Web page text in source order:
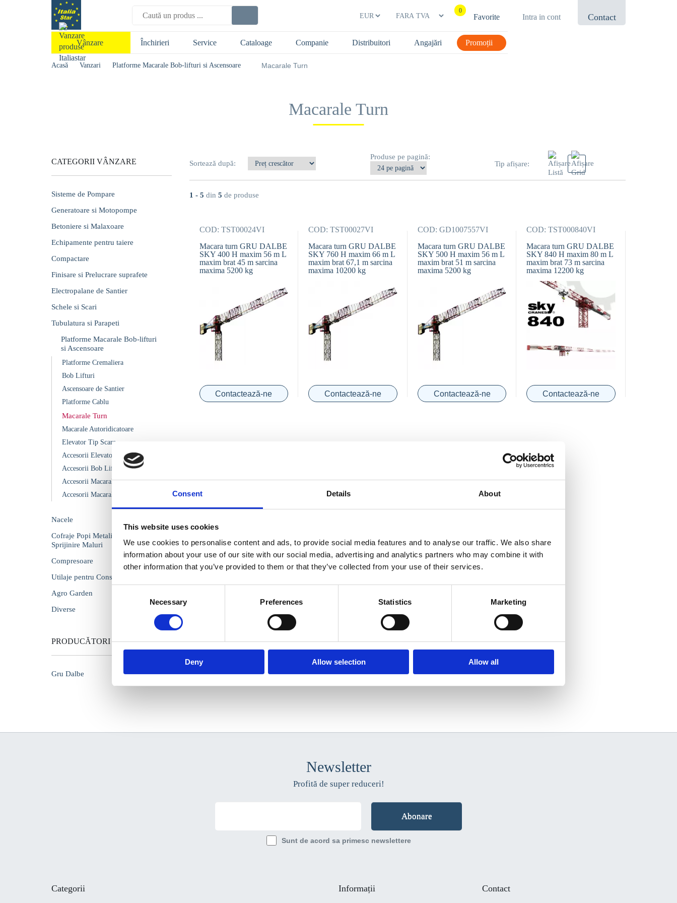
Consent Details About
This website uses cookies
We use cookies to personalise content and ads, to provide social media features and to analyse our traffic. We also share
information about your use of our site with our social media, advertising and analytics partners who may combine it with
other information that you’ve provided to them or that they’ve collected from your use of their services.
Necessary Preferences Statistics Marketing
Deny Allow selection Allow all
Favorite
0
Intra in cont Contact
Vânzare Închirieri Service Cataloage Companie Distribuitori Angajări Promoții
Acasă Vanzari Platforme Macarale Bob-lifturi si Ascensoare Macarale Turn
Macarale Turn
CATEGORII VÂNZARE
Sisteme de Pompare
Generatoare si Motopompe
Betoniere si Malaxoare
Echipamente pentru taiere
Compactare
Finisare si Prelucrare suprafete
Electropalane de Santier
Schele si Scari
Tubulatura si Parapeti
Platforme Macarale Bob-lifturi
si Ascensoare
Platforme Cremaliera
Bob Lifturi
Ascensoare de Santier
Platforme Cablu
Macarale Turn
Macarale Autoridicatoare
Elevator Tip Scara
Accesorii Elevator Tip Scara
Accesorii Bob Lifturi
Accesorii Macarale Turn
Accesorii Macarale
Nacele
Cofraje Popi Metalici Garduri si
Sprijinire Maluri
Compresoare
Utilaje pentru Constructii
Agro Garden
Diverse
PRODUCĂTORI
Gru Dalbe
Sortează după:
Produse pe pagină:
Tip afișare:
1 - 5 din 5 de produse
COD: TST00024VI
Macara turn GRU DALBE
SKY 400 H maxim 56 m L
maxim brat 45 m sarcina
maxima 5200 kg
Contactează-ne
COD: TST00027VI
Macara turn GRU DALBE
SKY 760 H maxim 66 m L
maxim brat 67,1 m sarcina
maxima 10200 kg
Contactează-ne
COD: GD1007557VI
Macara turn GRU DALBE
SKY 500 H maxim 56 m L
maxim brat 51 m sarcina
maxima 5200 kg
Contactează-ne
COD: TST000840VI
Macara turn GRU DALBE
SKY 840 H maxim 80 m L
maxim brat 73 m sarcina
maxima 12200 kg
Contactează-ne
Macara turn GRU DALBE
maxim brat 63 m sarcina
Contactează-ne
Toate fotografiile produselor prezentate au caracter informativ.
Newsletter
Profită de super reduceri!
Sunt de acord sa primesc newslettere
Categorii Informații Contact